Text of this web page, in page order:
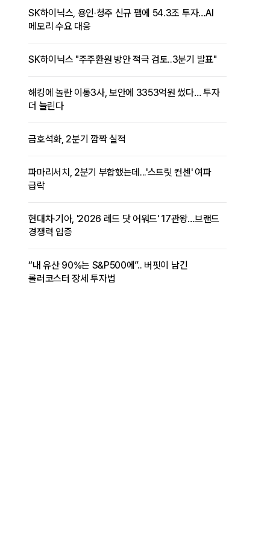
SK하이닉스, 용인·청주 신규 팹에 54.3조 투자…AI
메모리 수요 대응
SK하이닉스 "주주환원 방안 적극 검토..3분기 발표"
해킹에 놀란 이통3사, 보안에 3353억원 썼다… 투자
더 늘린다
금호석화, 2분기 깜짝 실적
파마리서치, 2분기 부합했는데...'스트릿 컨센' 여파
급락
현대차·기아, '2026 레드 닷 어워드' 17관왕…브랜드
경쟁력 입증
“내 유산 90%는 S&P500에”.. 버핏이 남긴
롤러코스터 장세 투자법